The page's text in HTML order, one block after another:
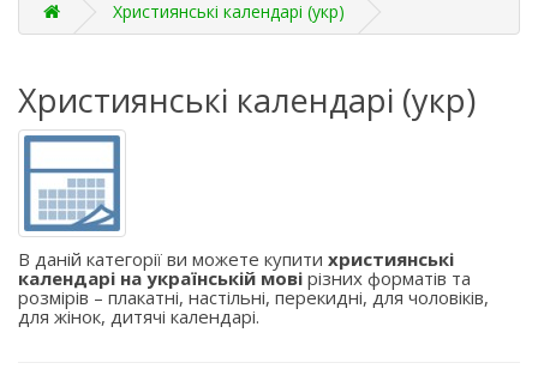
Християнські календарі (укр)
Християнські календарі (укр)
В даній категорії ви можете купити християнські
календарі на українській мові різних форматів та
розмірів – плакатні, настільні, перекидні, для чоловіків,
для жінок, дитячі календарі.